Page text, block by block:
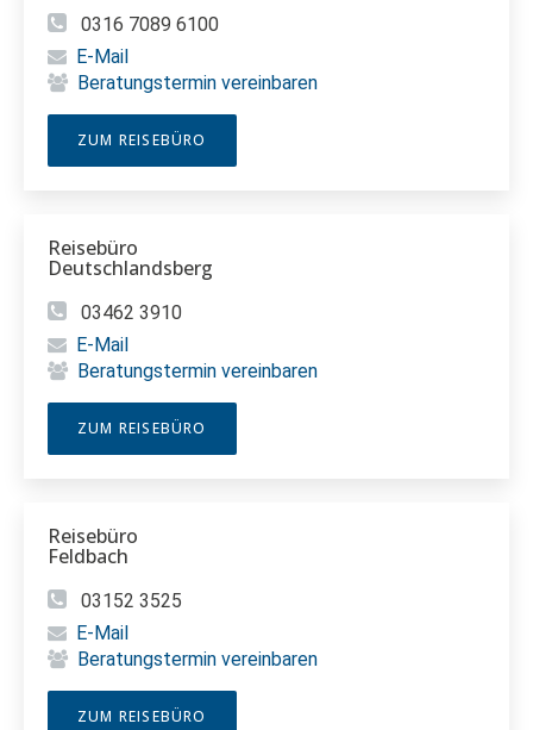
0316 7089 6100
E-Mail
Beratungstermin vereinbaren
ZUM REISEBÜRO
Reisebüro
Deutschlandsberg
03462 3910
E-Mail
Beratungstermin vereinbaren
ZUM REISEBÜRO
Reisebüro
Feldbach
03152 3525
E-Mail
Beratungstermin vereinbaren
ZUM REISEBÜRO